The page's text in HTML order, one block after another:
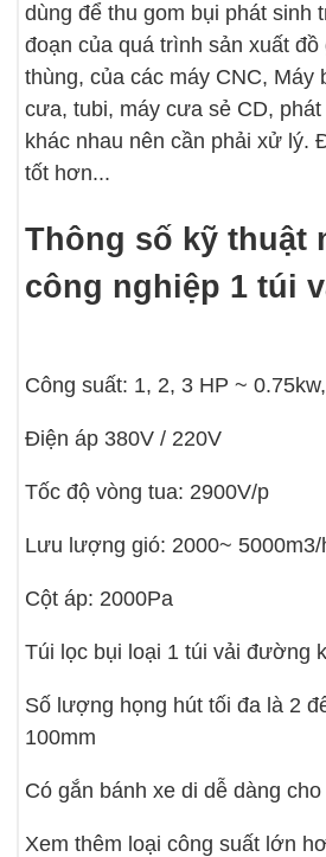
dùng để thu gom bụi phát sinh
đoạn của quá trình sản xuất
thùng, của các máy CNC, Máy
cưa, tubi, máy cưa sẻ CD,
khác nhau nên cần phải xử lý.
tốt hơn...
Thông số kỹ thuật
công nghiệp 1 túi
Công suất: 1, 2, 3 HP ~
Điện áp 380V / 220V
Tốc độ vòng tua: 2900V/p
Lưu lượng gió: 2000~ 5000m3/
Cột áp: 2000Pa
Túi lọc bụi loại 1 túi vải đường
Số lượng họng hút tối đa là 2
100mm
Có gắn bánh xe di dễ dàng
Xem thêm loại công suất lớn